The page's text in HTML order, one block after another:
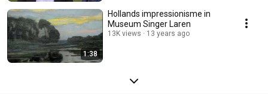
1:38
Hollands impressionisme in
Museum Singer Laren
13K views 13 years ago